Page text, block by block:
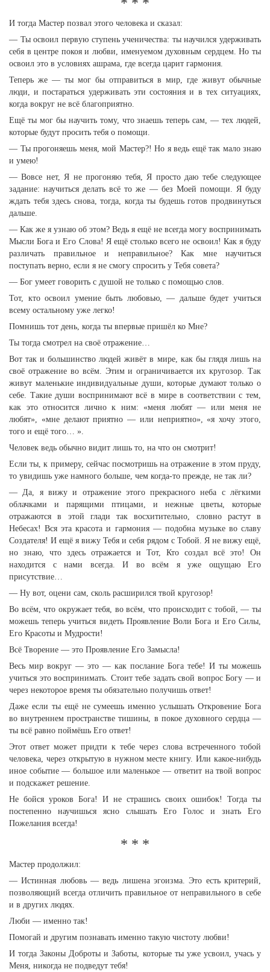
И тогда Мастер позвал этого человека и сказал:
— Ты освоил первую ступень ученичества: ты научился удерживать
себя в центре покоя и любви, именуемом духовным сердцем. Но ты
освоил это в условиях ашрама, где всегда царит гармония.
Теперь же — ты мог бы отправиться в мир, где живут обычные
люди, и постараться удерживать эти состояния и в тех ситуациях,
когда вокруг не всё благоприятно.
Ещё ты мог бы научить тому, что знаешь теперь сам, — тех людей,
которые будут просить тебя о помощи.
— Ты прогоняешь меня, мой Мастер?! Но я ведь ещё так мало знаю
и умею!
— Вовсе нет, Я не прогоняю тебя, Я просто даю тебе следующее
задание: научиться делать всё то же — без Моей помощи. Я буду
ждать тебя здесь снова, тогда, когда ты будешь готов продвинуться
дальше.
— Как же я узнаю об этом? Ведь я ещё не всегда могу воспринимать
Мысли Бога и Его Слова! Я ещё столько всего не освоил! Как я буду
различать правильное и неправильное? Как мне научиться
поступать верно, если я не смогу спросить у Тебя совета?
— Бог умеет говорить с душой не только с помощью слов.
Тот, кто освоил умение быть любовью, — дальше будет учиться
всему остальному уже легко!
Помнишь тот день, когда ты впервые пришёл ко Мне?
Ты тогда смотрел на своё отражение…
Вот так и большинство людей живёт в мире, как бы глядя лишь на
своё отражение во всём. Этим и ограничивается их кругозор. Так
живут маленькие индивидуальные души, которые думают только о
себе. Такие души воспринимают всё в мире в соответствии с тем,
как это относится лично к ним: «меня любят — или меня не
любят», «мне делают приятно — или неприятно», «я хочу этого,
того и ещё того… ».
Человек ведь обычно видит лишь то, на что он смотрит!
Если ты, к примеру, сейчас посмотришь на отражение в этом пруду,
то увидишь уже намного больше, чем когда-то прежде, не так ли?
— Да, я вижу и отражение этого прекрасного неба с лёгкими
облачками и парящими птицами, и нежные цветы, которые
отражаются в этой глади так восхитительно, словно растут в
Небесах! Вся эта красота и гармония — подобна музыке во славу
Создателя! И ещё я вижу Тебя и себя рядом с Тобой. Я не вижу ещё,
но знаю, что здесь отражается и Тот, Кто создал всё это! Он
находится с нами всегда. И во всём я уже ощущаю Его
присутствие…
— Ну вот, оцени сам, сколь расширился твой кругозор!
Во всём, что окружает тебя, во всём, что происходит с тобой, — ты
можешь теперь учиться видеть Проявление Воли Бога и Его Силы,
Его Красоты и Мудрости!
Всё Творение — это Проявление Его Замысла!
Весь мир вокруг — это — как послание Бога тебе! И ты можешь
учиться это воспринимать. Стоит тебе задать свой вопрос Богу — и
через некоторое время ты обязательно получишь ответ!
Даже если ты ещё не сумеешь именно услышать Откровение Бога
во внутреннем пространстве тишины, в покое духовного сердца —
ты всё равно поймёшь Его ответ!
Этот ответ может придти к тебе через слова встреченного тобой
человека, через открытую в нужном месте книгу. Или какое-нибудь
иное событие — большое или маленькое — ответит на твой вопрос
и подскажет решение.
Не бойся уроков Бога! И не страшись своих ошибок! Тогда ты
постепенно научишься ясно слышать Его Голос и знать Его
Пожелания всегда!
* * *
Мастер продолжил:
— Истинная любовь — ведь лишена эгоизма. Это есть критерий,
позволяющий всегда отличить правильное от неправильного в себе
и в других людях.
Люби — именно так!
Помогай и другим познавать именно такую чистоту любви!
И тогда Законы Доброты и Заботы, которые ты уже усвоил, учась у
Меня, никогда не подведут тебя!